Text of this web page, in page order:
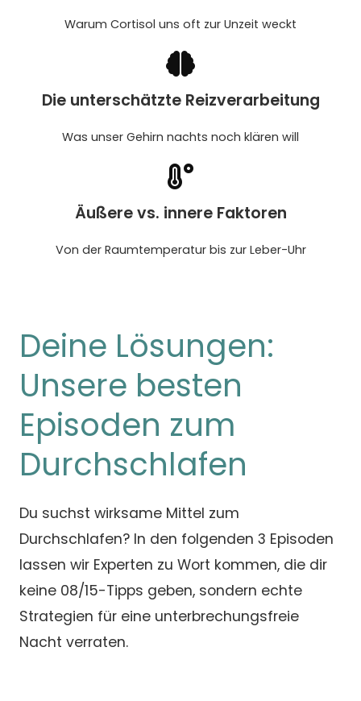
Warum Cortisol uns oft zur Unzeit weckt
Die unterschätzte Reizverarbeitung
Was unser Gehirn nachts noch klären will
Äußere vs. innere Faktoren
Von der Raumtemperatur bis zur Leber-Uhr
Deine Lösungen:
Unsere besten
Episoden zum
Durchschlafen
Du suchst wirksame Mittel zum
Durchschlafen? In den folgenden 3 Episoden
lassen wir Experten zu Wort kommen, die dir
keine 08/15-Tipps geben, sondern echte
Strategien für eine unterbrechungsfreie
Nacht verraten.